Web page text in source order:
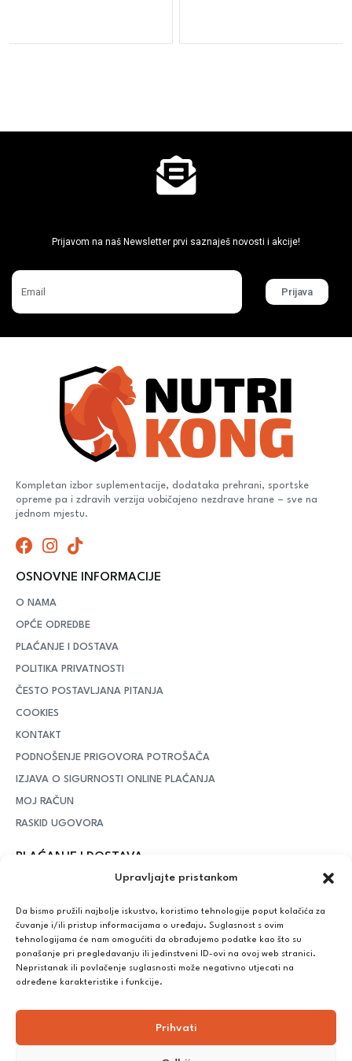
Upravljajte pristankom
Da bismo pružili najbolje iskustvo, koristimo tehnologije poput kolačića za
čuvanje i/ili pristup informacijama o uređaju. Suglasnost s ovim
tehnologijama će nam omogućiti da obrađujemo podatke kao što su
ponašanje pri pregledavanju ili jedinstveni ID-ovi na ovoj web stranici.
Nepristanak ili povlačenje suglasnosti može negativno utjecati na
određene karakteristike i funkcije.
Prihvati
Prijavom na naš Newsletter prvi saznaješ novosti i akcije!
Prijava
Kompletan izbor suplementacije, dodataka prehrani, sportske
opreme pa i zdravih verzija uobičajeno nezdrave hrane – sve na
jednom mjestu.
OSNOVNE INFORMACIJE
O NAMA
OPĆE ODREDBE
PLAĆANJE I DOSTAVA
POLITIKA PRIVATNOSTI
ČESTO POSTAVLJANA PITANJA
COOKIES
KONTAKT
PODNOŠENJE PRIGOVORA POTROŠAČA
IZJAVA O SIGURNOSTI ONLINE PLAĆANJA
MOJ RAČUN
RASKID UGOVORA
PLAĆANJE I DOSTAVA
– iznad potrošenih 55 eura dostava je
Plaćanje:
Bankovna transakcija, plaćanje prilikom preuzimanja, CorvusPay